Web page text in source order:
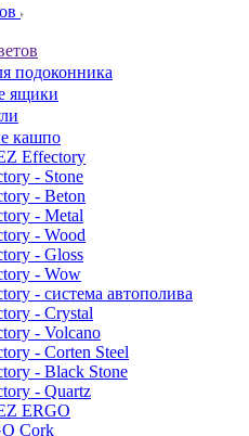
подоконника
ящики
кашпо
Effectory
- Stone
- Beton
- Metal
- Wood
- Gloss
- Wow
- система автополива
- Crystal
- Volcano
- Corten Steel
- Black Stone
- Quartz
ERGO
Cork